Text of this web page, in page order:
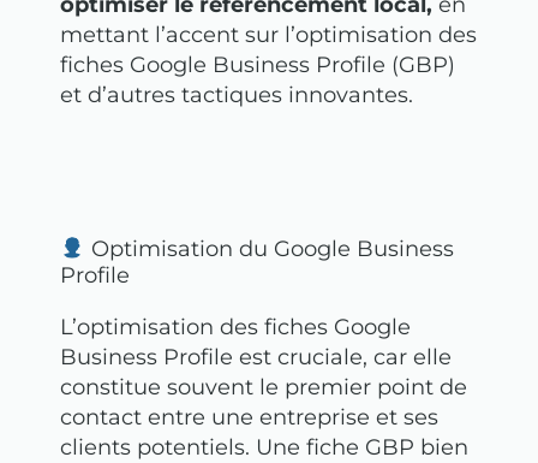
mettant l’accent sur l’optimisation des
fiches Google Business Profile (GBP)
et d’autres tactiques innovantes.
Optimisation du Google Business
Profile
L’optimisation des fiches Google
Business Profile est cruciale, car elle
constitue souvent le premier point de
contact entre une entreprise et ses
clients potentiels. Une fiche GBP bien